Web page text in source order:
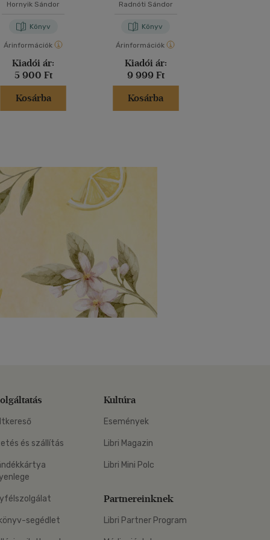
Hornyik Sándor
Könyv
Árinformációk
Kiadói ár:
5 900 Ft
Kosárba
Radnóti Sándor
Könyv
Árinformációk
Kiadói ár:
9 999 Ft
Kosárba
és szállítás
segédlet
Kultúra
Események
Libri Magazin
Libri Mini Polc
Partnereinknek
Libri Partner Program